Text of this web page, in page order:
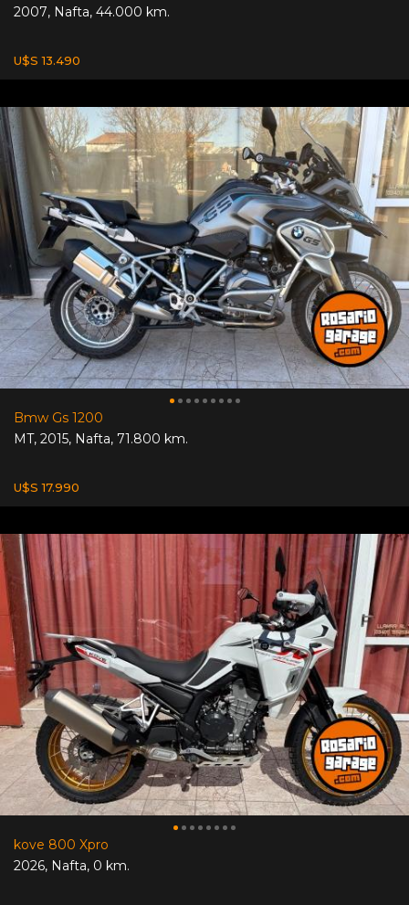
2007, Nafta, 44.000 km.
U$S 13.490
Bmw Gs 1200
MT, 2015, Nafta, 71.800 km.
U$S 17.990
kove 800 Xpro
2026, Nafta, 0 km.